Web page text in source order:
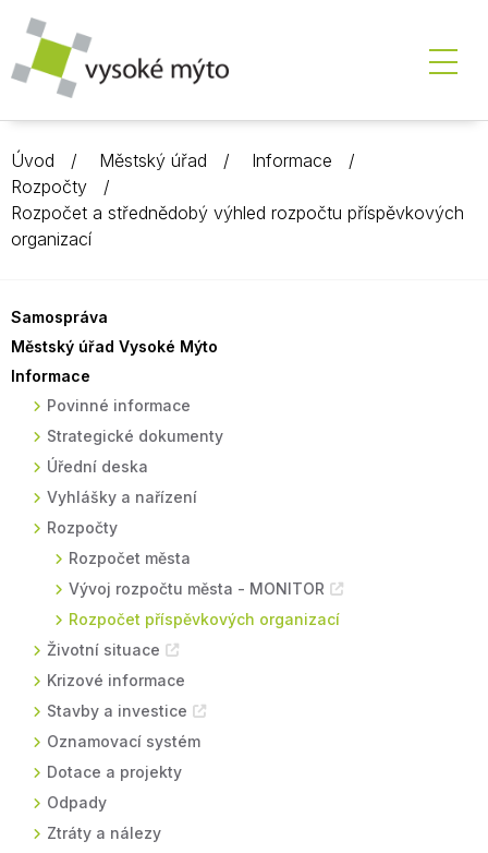
Úvod Městský úřad
Informace
Rozpočty
Rozpočet a střednědobý výhled rozpočtu příspěvkových
organizací
Samospráva
Městský úřad Vysoké Mýto
Informace
Povinné informace
Strategické dokumenty
Úřední deska
Vyhlášky a nařízení
Rozpočty
Rozpočet města
Vývoj rozpočtu města - MONITOR
Rozpočet příspěvkových organizací
Životní situace
Krizové informace
Stavby a investice
Oznamovací systém
Dotace a projekty
Odpady
Ztráty a nálezy